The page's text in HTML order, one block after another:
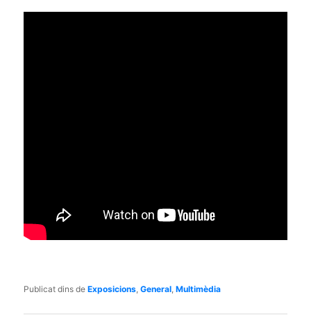
Publicat dins de Exposicions ,General ,Multimèdia